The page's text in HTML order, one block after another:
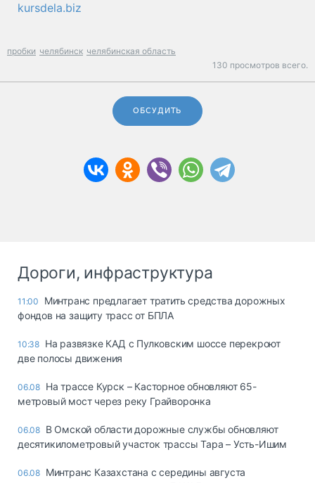
kursdela.biz
пробки челябинск челябинская область
130 просмотров всего.
ОБСУДИТЬ
Дороги, инфраструктура
11:00
Минтранс предлагает тратить средства дорожных
фондов на защиту трасс от БПЛА
10:38 На развязке КАД с Пулковским шоссе перекроют
две полосы движения
06.08 На трассе Курск – Касторное обновляют 65-
метровый мост через реку Грайворонка
06.08 В Омской области дорожные службы обновляют
десятикилометровый участок трассы Тара – Усть-Ишим
06.08 Минтранс Казахстана с середины августа